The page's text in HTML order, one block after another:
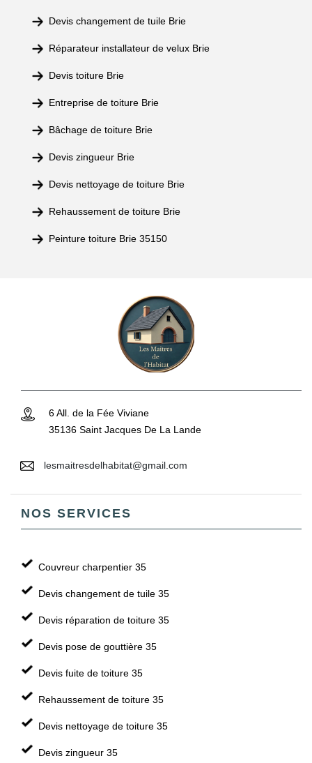
Devis changement de tuile Brie
Réparateur installateur de velux Brie
Devis toiture Brie
Entreprise de toiture Brie
Bâchage de toiture Brie
Devis zingueur Brie
Devis nettoyage de toiture Brie
Rehaussement de toiture Brie
Peinture toiture Brie 35150
6 All. de la Fée Viviane
35136 Saint Jacques De La Lande
lesmaitresdelhabitat@gmail.com
NOS SERVICES
Couvreur charpentier 35
Devis changement de tuile 35
Devis réparation de toiture 35
Devis pose de gouttière 35
Devis fuite de toiture 35
Rehaussement de toiture 35
Devis nettoyage de toiture 35
Devis zingueur 35